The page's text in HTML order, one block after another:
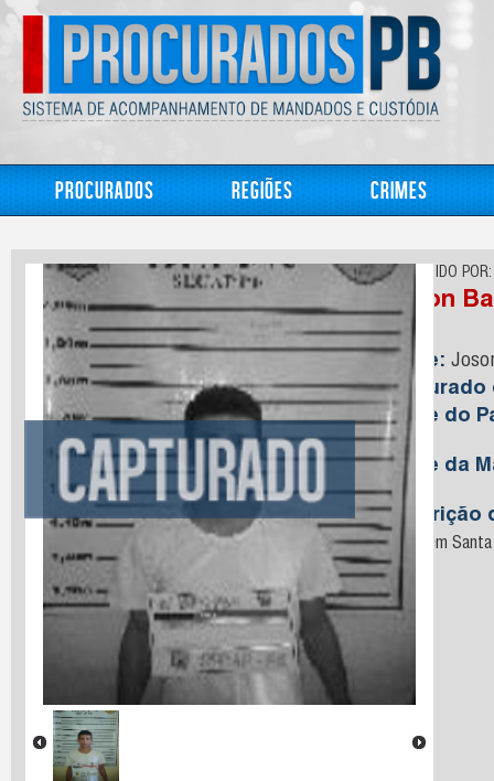
Procurados Regiões Crimes
CONHECIDO POR:
Joson
Nome:
Capturado
Nome do
Silva
Nome da
silva
Descrição
Preso em